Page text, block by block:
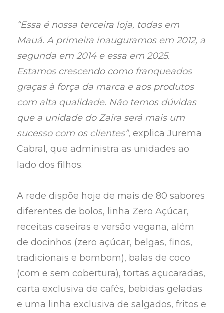
“Essa é nossa terceira loja, todas em
Mauá. A primeira inauguramos em 2012, a
segunda em 2014 e essa em 2025.
Estamos crescendo como franqueados
graças à força da marca e aos produtos
com alta qualidade. Não temos dúvidas
que a unidade do Zaira será mais um
sucesso com os clientes”, explica Jurema
Cabral, que administra as unidades ao
lado dos filhos.
A rede dispõe hoje de mais de 80 sabores
diferentes de bolos, linha Zero Açúcar,
receitas caseiras e versão vegana, além
de docinhos (zero açúcar, belgas, finos,
tradicionais e bombom), balas de coco
(com e sem cobertura), tortas açucaradas,
carta exclusiva de cafés, bebidas geladas
e uma linha exclusiva de salgados, fritos e